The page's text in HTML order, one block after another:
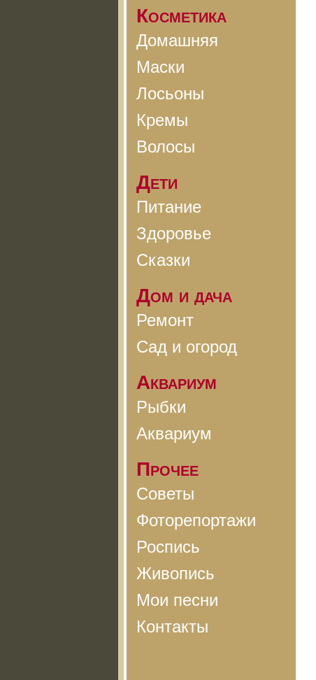
Косметика
Домашняя
Маски
Лосьоны
Кремы
Волосы
Дети
Питание
Здоровье
Сказки
Дом и дача
Ремонт
Сад и огород
Аквариум
Рыбки
Аквариум
Прочее
Советы
Фоторепортажи
Роспись
Живопись
Мои песни
Контакты